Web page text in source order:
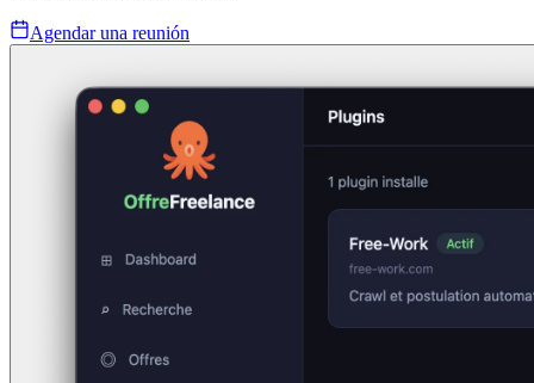
Agendar una reunión